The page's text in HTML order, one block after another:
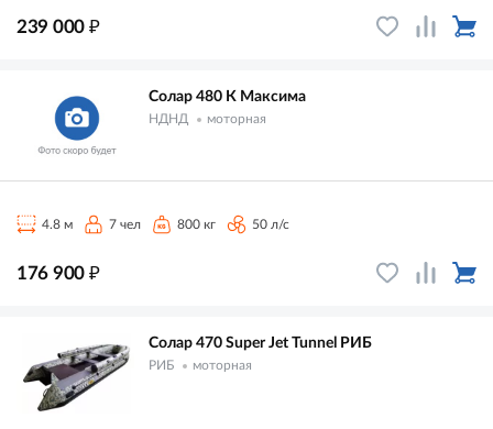
239 000 ₽
Солар 480 К Максима
НДНД моторная
4.8 м 7 чел 800 кг 50 л/с
176 900 ₽
Солар 470 Super Jet Tunnel РИБ
РИБ моторная